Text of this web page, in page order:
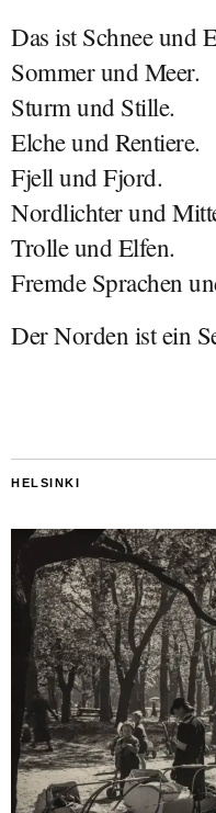
Das ist Schnee und
Sommer und Meer.
Sturm und Stille.
Elche und Rentiere.
Fjell und Fjord.
Nordlichter und
Trolle und Elfen.
Fremde Sprachen
Der Norden ist ein
HELSINKI